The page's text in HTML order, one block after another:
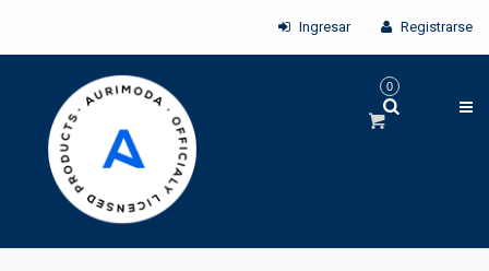
Ingresar Registrarse
0